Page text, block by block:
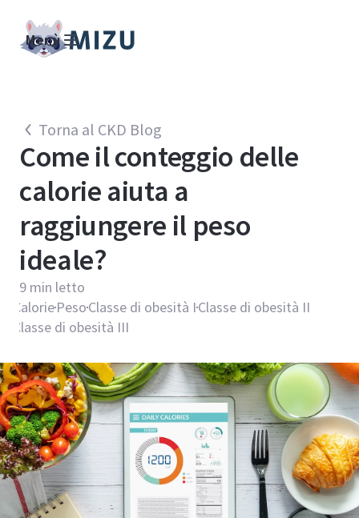
Menù
Torna al CKD Blog
Come il conteggio delle
calorie aiuta a
raggiungere il peso
ideale?
9 min letto
CaloriePesoClasse di obesità IClasse di obesità II
Classe di obesità III